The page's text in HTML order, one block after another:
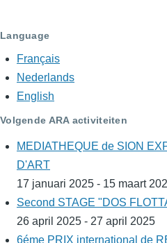
Language
Français
Nederlands
English
Volgende ARA activiteiten
MEDIATHEQUE de SION
D'ART
17 januari 2025 - 15 maart
Second STAGE "DOS
26 april 2025 - 27 april 2025
6éme PRIX international de